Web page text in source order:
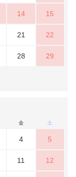
14 15
21 22
28 29
金 土
4 5
11 12